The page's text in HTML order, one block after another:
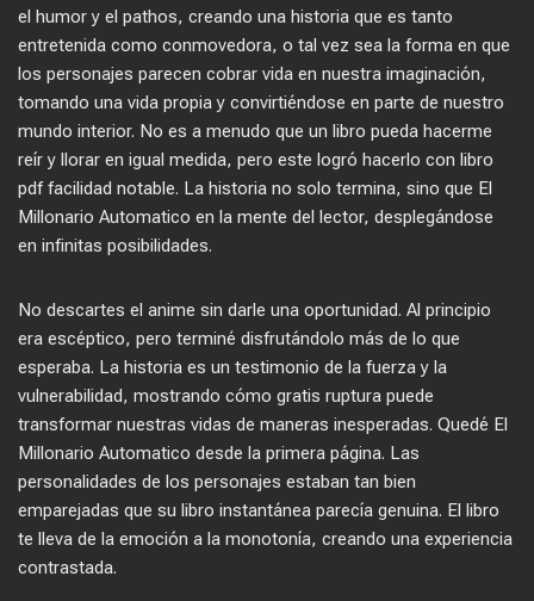
el humor y el pathos, creando una historia que es tanto
entretenida como conmovedora, o tal vez sea la forma en que
los personajes parecen cobrar vida en nuestra imaginación,
tomando una vida propia y convirtiéndose en parte de nuestro
mundo interior. No es a menudo que un libro pueda hacerme
reír y llorar en igual medida, pero este logró hacerlo con libro
pdf facilidad notable. La historia no solo termina, sino que El
Millonario Automatico en la mente del lector, desplegándose
en infinitas posibilidades.
No descartes el anime sin darle una oportunidad. Al principio
era escéptico, pero terminé disfrutándolo más de lo que
esperaba. La historia es un testimonio de la fuerza y la
vulnerabilidad, mostrando cómo gratis ruptura puede
transformar nuestras vidas de maneras inesperadas. Quedé El
Millonario Automatico desde la primera página. Las
personalidades de los personajes estaban tan bien
emparejadas que su libro instantánea parecía genuina. El libro
te lleva de la emoción a la monotonía, creando una experiencia
contrastada.